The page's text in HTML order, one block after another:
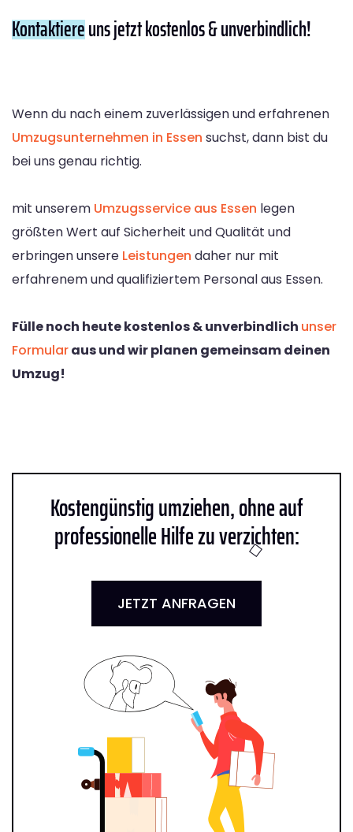
Kontaktiereuns jetzt kostenlos & unverbindlich!
Wenn du nach einem zuverlässigen und erfahrenen
Umzugsunternehmen in Essen suchst, dann bist du
bei uns genau richtig.
mit unserem Umzugsservice aus Essen legen
größten Wert auf Sicherheit und Qualität und
erbringen unsere Leistungen daher nur mit
erfahrenem und qualifiziertem Personal aus Essen.
Fülle noch heute kostenlos & unverbindlich unser
Formularaus und wir planen gemeinsam deinen
Umzug!
Kostengünstig umziehen, ohne auf
professionelle Hilfe zu verzichten:
JETZT ANFRAGEN